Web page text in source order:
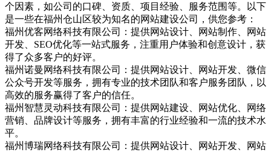
个因素，如公司的口碑、资质、项目经验、服务范围等。以下
是一些在福州仓山区较为知名的网站建设公司，供您参考：
福州优客网络科技有限公司：提供网站设计、网站制作、网站
开发、SEO优化等一站式服务，注重用户体验和创意设计，获
得了众多客户的好评。
福州诺曼网络科技有限公司：提供网站设计、网站开发、微信
公众号开发等服务，拥有专业的技术团队和客户服务团队，以
高效的服务赢得了客户的信任。
福州智慧灵动科技有限公司：提供网站建设、网站优化、网络
营销、品牌设计等服务，拥有丰富的行业经验和一流的技术水
平。
福州博瑞网络科技有限公司：提供网站设计、网站开发、网站